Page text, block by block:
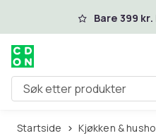
Hopp til hovedinnhold
Bare 399
Søk etter produkter
Startside Kjøkken &